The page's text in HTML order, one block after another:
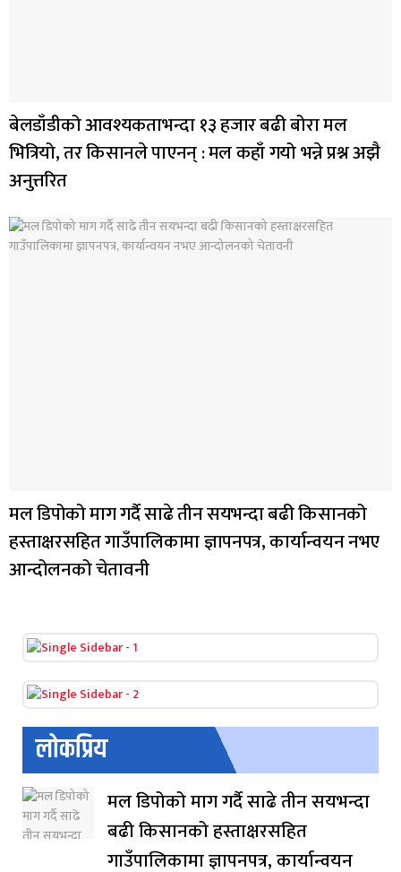
बेलडाँडीको आवश्यकताभन्दा १३ हजार बढी बोरा मल
भित्रियो, तर किसानले पाएनन् : मल कहाँ गयो भन्ने प्रश्न अझै
अनुत्तरित
मल डिपोको माग गर्दै साढे तीन सयभन्दा बढी किसानको
हस्ताक्षरसहित गाउँपालिकामा ज्ञापनपत्र, कार्यान्वयन नभए
आन्दोलनको चेतावनी
लोकप्रिय
मल डिपोको माग गर्दै साढे तीन सयभन्दा
बढी किसानको हस्ताक्षरसहित
गाउँपालिकामा ज्ञापनपत्र, कार्यान्वयन